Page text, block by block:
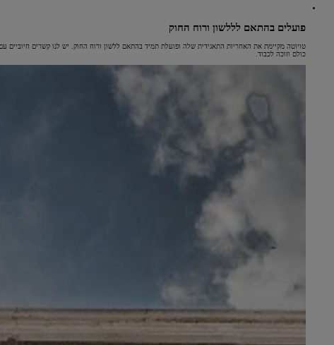
היברידי
פועלים בהתאם לללשון ורוח החוק
טויוטה מקיימת את האחריות התאגידית שלה ופועלת תמיד בהתאם ללשון ורוח החוק. יש לנו קשרים חיוביים
כולם וזוכה לכבוד.